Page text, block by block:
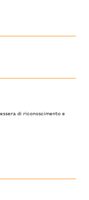
di riconoscimento e